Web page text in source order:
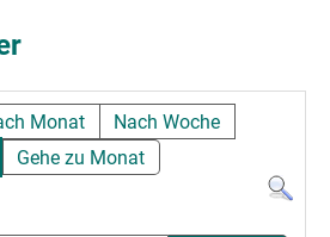
Monat
Nach Woche
Gehe zu Monat